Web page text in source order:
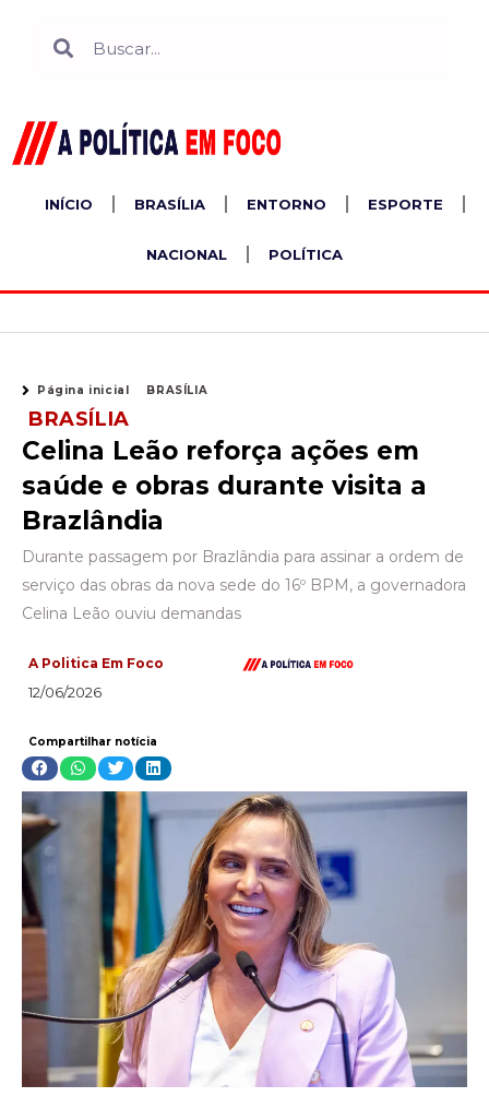
INÍCIO BRASÍLIA ENTORNO ESPORTE
NACIONAL POLÍTICA
Página inicial BRASÍLIA
BRASÍLIA
Celina Leão reforça ações em
saúde e obras durante visita a
Brazlândia
Durante passagem por Brazlândia para assinar a ordem de
serviço das obras da nova sede do 16º BPM, a governadora
Celina Leão ouviu demandas
A Politica Em Foco
12/06/2026
Compartilhar notícia